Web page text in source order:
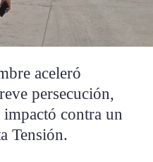
aceleró
persecución,
contra un
Tensión.